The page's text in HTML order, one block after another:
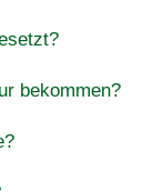
bekommen?